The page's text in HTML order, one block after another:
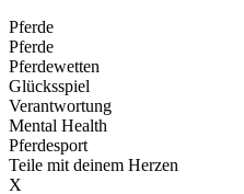
Pferde
Pferde
Pferdewetten
Glücksspiel
Verantwortung
Mental Health
Pferdesport
Teile mit deinem Herzen
X